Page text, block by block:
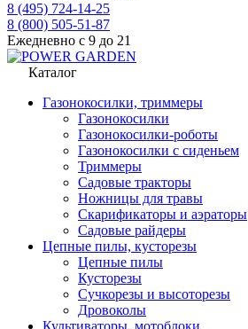
8 (495) 724-14-25
8 (800) 505-51-87
Ежедневно с 9 до 21
Каталог
Газонокосилки, триммеры
Газонокосилки
Газонокосилки-роботы
Газонокосилки с сиденьем
Триммеры
Садовые тракторы
Ножницы для травы
Скарификаторы и аэраторы
Садовые райдеры
Цепные пилы, кусторезы
Цепные пилы
Кусторезы
Сучкорезы и высоторезы
Дровоколы
Культиваторы, мотоблоки